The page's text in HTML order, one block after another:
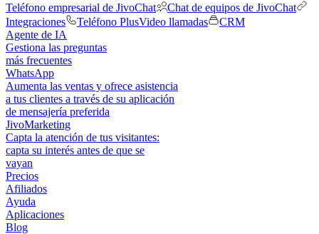
Teléfono empresarial de JivoChat
Chat de equipos de JivoChat
Integraciones
Teléfono PlusVideo llamadas
CRM
Agente de IA
Gestiona las preguntas
más frecuentes
WhatsApp
Aumenta las ventas y ofrece asistencia
a tus clientes a través de su aplicación
de mensajería preferida
JivoMarketing
Capta la atención de tus visitantes:
capta su interés antes de que se
vayan
Precios
Afiliados
Ayuda
Aplicaciones
Blog